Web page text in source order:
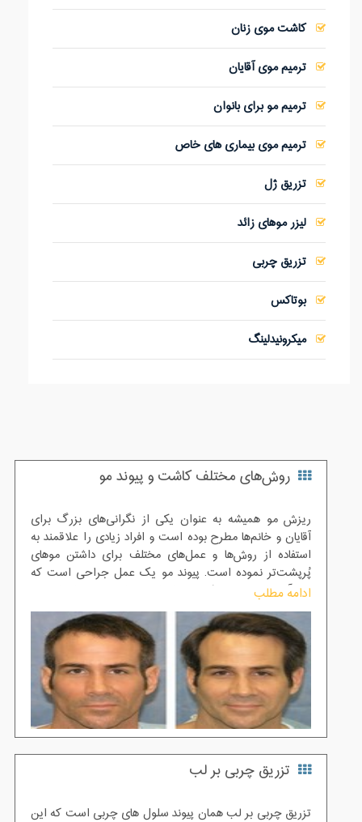
کاشت موی زنان
ترمیم موی آقایان
ترمیم مو برای بانوان
ترمیم موی بیماری های خاص
تزریق ژل
لیزر موهای زائد
تزریق چربی
بوتاکس
میکرونیدلینگ
روش‌های مختلف کاشت و پیوند مو
ریزش مو همیشه به عنوان یکی از نگرانی‌های بزرگ برای
آقایان و خانم‌ها مطرح بوده است و افراد زیادی را علاقمند به
استفاده از روش‌ها و عمل‌های مختلف برای داشتن موهای
پُرپشت‌تر نموده است. پیوند مو یک عمل جراحی است که
طی آن، واحدهای فولیکول مو از قسمتی از پشت یا اطراف سر
که اصطلاحاً ناحیه اهدا کننده نامیده می‌شود
ادامه مطلب
تزریق چربی بر لب
تزریق چربی بر لب همان پیوند سلول های چربی است که این